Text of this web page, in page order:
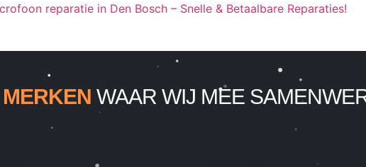
reparatie in Den Bosch – Snelle & Betaalbare Reparaties!
MERKEN WAAR WIJ MEE